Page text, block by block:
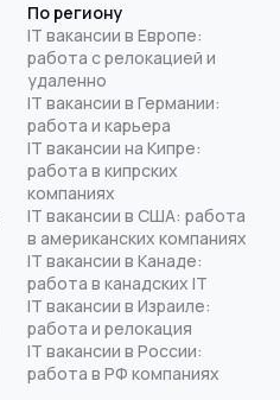
По региону
IT вакансии в Европе:
работа с релокацией и
удаленно
IT вакансии в Германии:
работа и карьера
IT вакансии на Кипре:
работа в кипрских
компаниях
IT вакансии в США: работа
в американских компаниях
IT вакансии в Канаде:
работа в канадских IT
IT вакансии в Израиле:
работа и релокация
IT вакансии в России:
работа в РФ компаниях